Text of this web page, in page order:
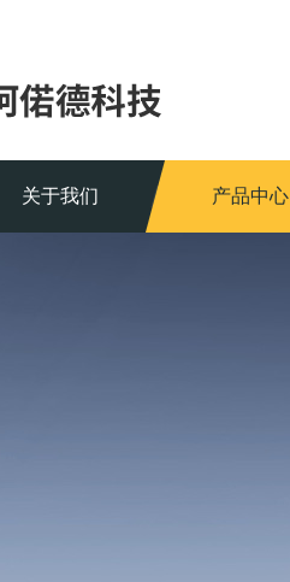
关于我们 产品中心